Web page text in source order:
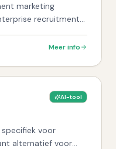
marketing
recruitment
hiring. Meer info
AI-tool
voor
alternatief voor